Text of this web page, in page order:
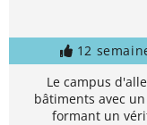
12
Le campus
bâtiments avec
formant un